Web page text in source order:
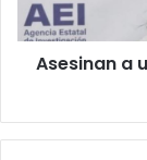
extraer
a
Asesinan a